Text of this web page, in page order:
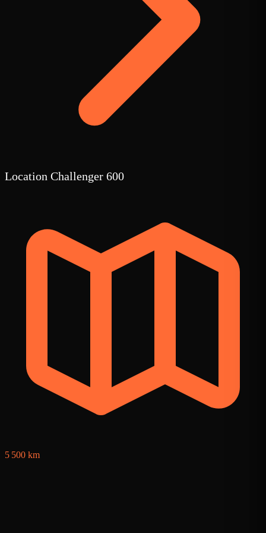
Location Challenger 600
5 500 km